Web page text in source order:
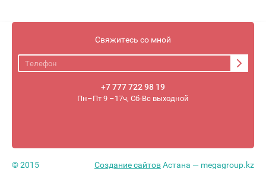
Свяжитесь со мной
+7 777 722 98 19
Пн–Пт 9 –17ч, Сб-Вс выходной
© 2015 Создание сайтовАстана — megagroup.kz